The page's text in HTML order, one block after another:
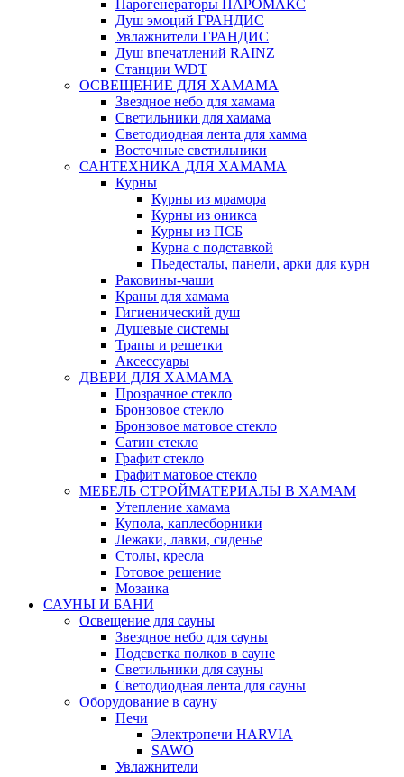
Парогенераторы ПАРОМАКС
Душ эмоций ГРАНДИС
Увлажнители ГРАНДИС
Душ впечатлений RAINZ
Станции WDT
ОСВЕЩЕНИЕ ДЛЯ ХАМАМА
Звездное небо для хамама
Светильники для хамама
Светодиодная лента для хамма
Восточные светильники
САНТЕХНИКА ДЛЯ ХАМАМА
Курны
Курны из мрамора
Курны из оникса
Курны из ПСБ
Курна с подставкой
Пьедесталы, панели, арки для курн
Раковины-чаши
Краны для хамама
Гигиенический душ
Душевые системы
Трапы и решетки
Аксессуары
ДВЕРИ ДЛЯ ХАМАМА
Прозрачное стекло
Бронзовое стекло
Бронзовое матовое стекло
Сатин стекло
Графит стекло
Графит матовое стекло
МЕБЕЛЬ СТРОЙМАТЕРИАЛЫ В ХАМАМ
Утепление хамама
Купола, каплесборники
Лежаки, лавки, сиденье
Столы, кресла
Готовое решение
Мозаика
САУНЫ И БАНИ
Освещение для сауны
Звездное небо для сауны
Подсветка полков в сауне
Светильники для сауны
Светодиодная лента для сауны
Оборудование в сауну
Печи
Электропечи HARVIA
SAWO
Увлажнители